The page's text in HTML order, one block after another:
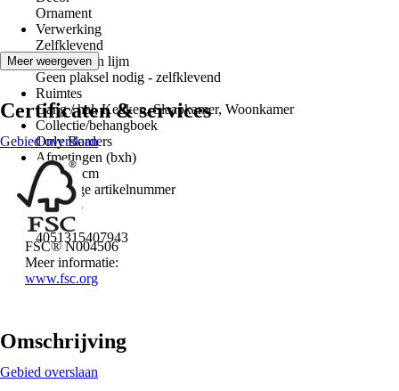
Ornament
Verwerking
Zelfklevend
Aanbevolen lijm
Geen plaksel nodig - zelfklevend
Ruimtes
Gang / hal, Keuken, Slaapkamer, Woonkamer
Collectie/behangboek
Only Borders
Afmetingen (bxh)
500 x 8 cm
Fabricage artikelnummer
36914-4
EAN
4051315407943
Meer weergeven
Certificaten & services
Gebied overslaan
FSC® N004506
Meer informatie:
www.fsc.org
Omschrijving
Gebied overslaan